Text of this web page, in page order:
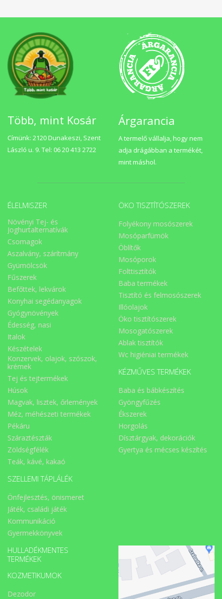
Több, mint Kosár
Címünk: 2120 Dunakeszi, Szent
László u. 9. Tel: 06 20 413 2722
Árgarancia
A termelő vállalja, hogy nem
adja drágábban a termékét,
mint máshol.
ÉLELMISZER
Növényi Tej- és
Joghurtalternatívák
Csomagok
Aszalvány, szárítmány
Gyümölcsök
Fűszerek
Befőttek, lekvárok
Konyhai segédanyagok
Gyógynövények
Édesség, nasi
Italok
Készételek
Konzervek, olajok, szószok,
krémek
Tej és tejtermékek
Húsok
Magvak, lisztek, őrlemények
Méz, méhészeti termékek
Pékáru
Száraztészták
Zöldségfélék
Teák, kávé, kakaó
SZELLEMI TÁPLÁLÉK
Önfejlesztés, önismeret
Játék, családi játék
Kommunikáció
Gyermekkönyvek
ÖKO TISZTÍTÓSZEREK
Folyékony mosószerek
Mosóparfümök
Öblítők
Mosóporok
Folttisztítók
Baba termékek
Tisztító és felmosószerek
Illóolajok
Öko tisztítószerek
Mosogatószerek
Ablak tisztítók
Wc higiéniai termékek
KÉZMŰVES TERMÉKEK
Baba és bábkészítés
Gyöngyfűzés
Ékszerek
Horgolás
Dísztárgyak, dekorációk
Gyertya és mécses készítés
HULLADÉKMENTES
TERMÉKEK
KOZMETIKUMOK
Dezodor